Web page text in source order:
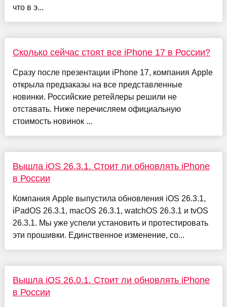
что в э...
Сколько сейчас стоят все iPhone 17 в России?
Сразу после презентации iPhone 17, компания Apple
открыла предзаказы на все представленные
новинки. Российские ретейлеры решили не
отставать. Ниже перечисляем официальную
стоимость новинок ...
Вышла iOS 26.3.1. Стоит ли обновлять iPhone
в России
Компания Apple выпустила обновления iOS 26.3.1,
iPadOS 26.3.1, macOS 26.3.1, watchOS 26.3.1 и tvOS
26.3.1. Мы уже успели установить и протестировать
эти прошивки. Единственное изменение, со...
Вышла iOS 26.0.1. Стоит ли обновлять iPhone
в России